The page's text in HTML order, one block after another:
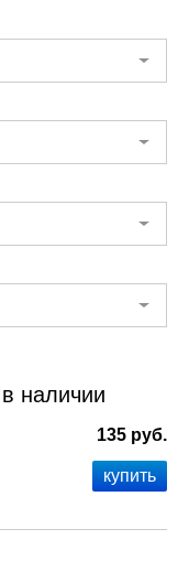
наличии
135 руб.